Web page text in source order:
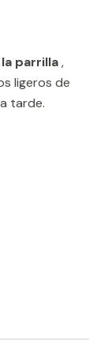
parrilla,
ligeros de
tarde.